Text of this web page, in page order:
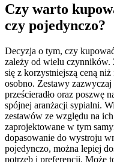
Czy warto
czy pojedynczo?
Decyzja o tym, czy
zależy od wielu czynników.
się z korzystniejszą ceną
osobno. Zestawy
prześcieradło oraz poszwę
spójnej aranżacji sypialni.
zestawów ze względu na
zaprojektowane w tym
dopasowanie do wystroju
pojedynczo, można lepiej
potrzeb i preferencji. Może